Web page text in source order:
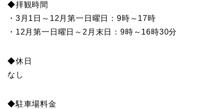
◆拝観時間
・3月1日～12月第一日曜日：9時～17時
・12月第一日曜日～2月末日：9時～16時30分
◆休日
なし
◆駐車場料金